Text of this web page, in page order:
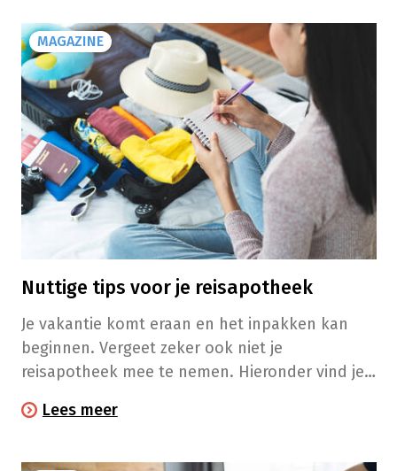
MAGAZINE
Nuttige tips voor je reisapotheek
Je vakantie komt eraan en het inpakken kan
beginnen. Vergeet zeker ook niet je
reisapotheek mee te nemen. Hieronder vind je
Lees meer